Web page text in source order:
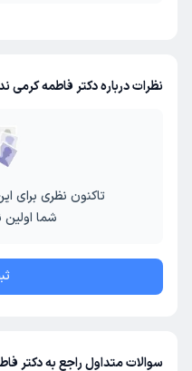
نظرات درباره دکتر فاطمه کرمی
تاکنون نظری برای
شما اولین
سوالات متداول راجع به دکتر